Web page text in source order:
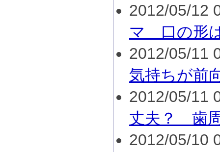
2012/05/12
マ 口の形
2012/05/11
気持ちが前
2012/05/11
丈夫？ 歯
2012/05/10